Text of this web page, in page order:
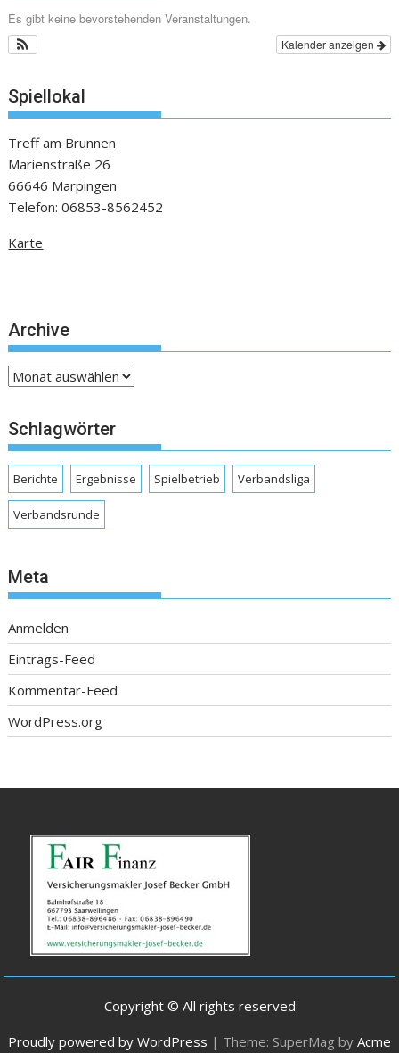
Es gibt keine bevorstehenden Veranstaltungen.
Kalender anzeigen
Spiellokal
Treff am Brunnen
Marienstraße 26
66646 Marpingen
Telefon: 06853-8562452
Karte
Archive
Archive
Schlagwörter
Berichte Ergebnisse Spielbetrieb Verbandsliga
Verbandsrunde
Meta
Anmelden
Eintrags-Feed
Kommentar-Feed
WordPress.org
Copyright © All rights reserved
Proudly powered by WordPress | Theme: SuperMag by Acme